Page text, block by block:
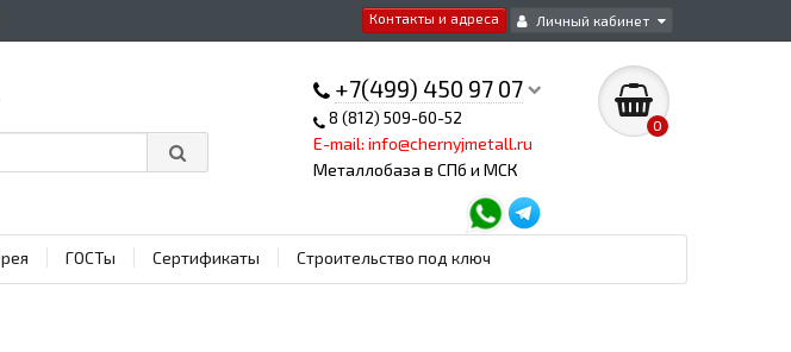
Контакты и адреса Личный кабинет
+7(499) 450 97 07
8 (812) 509-60-52
E-mail: info@chernyjmetall.ru
Металлобаза в СПб и МСК
0
ГОСТы Сертификаты Строительство под ключ